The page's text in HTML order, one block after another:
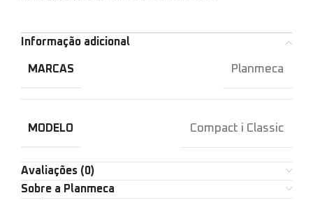
Informação adicional
MARCAS Planmeca
MODELO Compact i Classic
Avaliações (0)
Sobre a Planmeca